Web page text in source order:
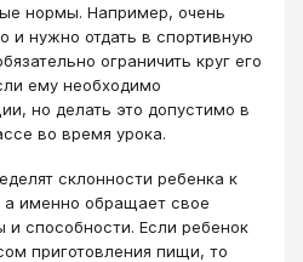
нормы. Например, очень
нужно отдать в спортивную
ограничить круг его
ему необходимо
но делать это допустимо в
во время урока.
склонности ребенка к
именно обращает свое
и способности. Если ребенок
приготовления пищи, то